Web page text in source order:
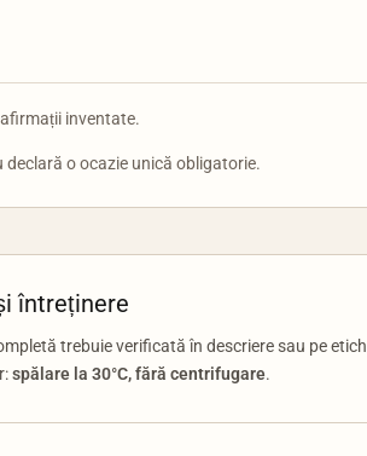
inventate.
o ocazie unică obligatorie.
întreținere
trebuie verificată în descriere sau pe
spălare la 30°C, fără centrifugare.